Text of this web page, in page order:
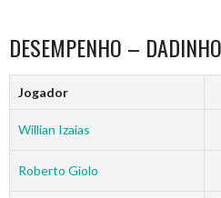
DESEMPENHO – DADINHO
Jogador
Willian Izaias
Roberto Giolo